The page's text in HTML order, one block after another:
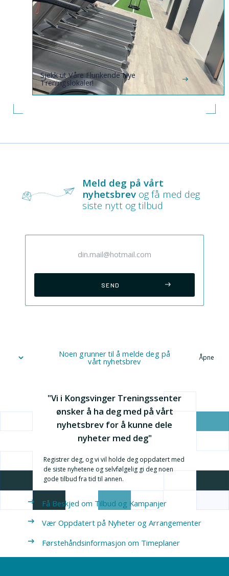
Sjekk ut Våre Flunkende Nye
Treningslokaler!
Meld deg på vårt
nyhetsbrev og få med deg
siste nytt og tilbud
Åpne
Noen grunner til å melde deg på
vårt nyhetsbrev
"Vi i Kongsvinger Treningssenter
ønsker å ha deg med på vårt
nyhetsbrev for å kunne dele
nyheter med deg"
Registrer deg, og vi vil holde deg oppdatert med
de siste nyhetene og selvfølgelig gi deg noen
gode tilbud fra tid til annen.
Få Beskjed om Tilbud og Kampanjer
Vær Oppdatert på Nyheter og Arrangementer
Førstehåndsinformasjon om Timeplaner